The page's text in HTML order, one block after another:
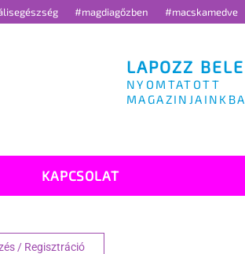
#magdiagőzben #macskamedve
LAPOZZ BELE
NYOMTATOTT
MAGAZINJAINKBA
KAPCSOLAT
/ Regisztráció